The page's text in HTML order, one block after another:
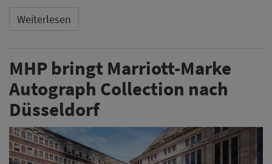
Weiterlesen
MHP bringt Marriott-Marke
Autograph Collection nach
Düsseldorf